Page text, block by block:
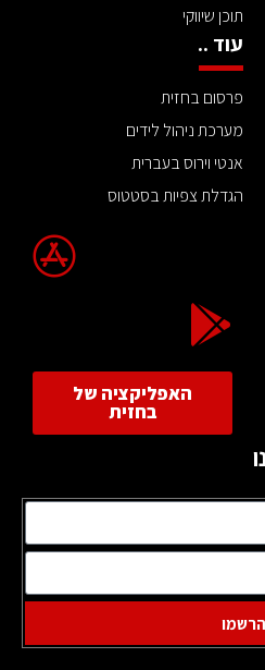
תוכן שיווקי
עוד ..
פרסום בחזית
מערכת ניהול לידים
אנטי וירוס בעברית
הגדלת צפיות בסטטוס
האפליקציה של
בחזית
הרשמו